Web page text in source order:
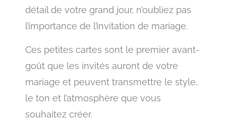
détail de votre grand jour, n’oubliez pas
l’importance de l’invitation de mariage.
Ces petites cartes sont le premier avant-
goût que les invités auront de votre
mariage et peuvent transmettre le style,
le ton et l’atmosphère que vous
souhaitez créer.